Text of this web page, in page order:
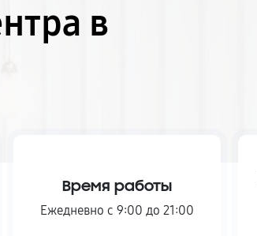
в
Время работы
Ежедневно с 9:00 до 21:00